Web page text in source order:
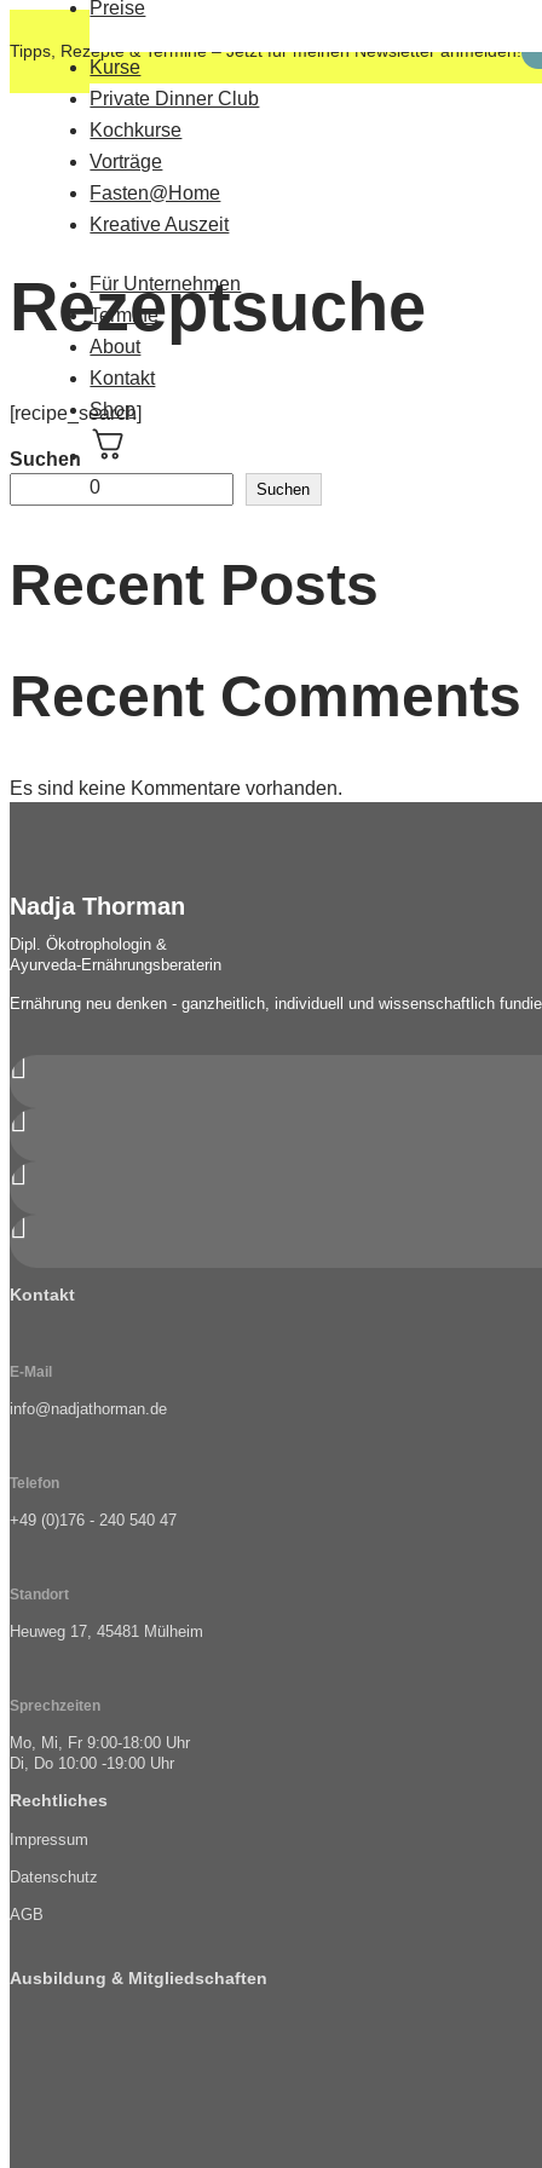
Tipps, Rezepte & Termine – Jetzt für meinen Newsletter anmelden!
Preise
Kurse
Private Dinner Club
Kochkurse
Vorträge
Fasten@Home
Kreative Auszeit
Für Unternehmen
Termine
About
Kontakt
Shop
0
Rezeptsuche
[recipe_search]
Suchen
Suchen
Recent Posts
Recent Comments
Es sind keine Kommentare vorhanden.
Nadja Thorman
Dipl. Ökotrophologin &
Ayurveda-Ernährungsberaterin
Ernährung neu denken - ganzheitlich, individuell und wissenschaftlich




Kontakt
E-Mail
info@nadjathorman.de
Telefon
+49 (0)176 - 240 540 47
Standort
Heuweg 17, 45481 Mülheim
Sprechzeiten
Mo, Mi, Fr 9:00-18:00 Uhr
Di, Do 10:00 -19:00 Uhr
Rechtliches
Impressum
Datenschutz
AGB
Ausbildung & Mitgliedschaften